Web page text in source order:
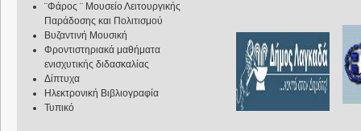
¨Φάρος ¨ Μουσείο Λειτουργικής
Παράδοσης και Πολιτισμού
Βυζαντινή Μουσική
Φροντιστηριακά μαθήματα
ενισχυτικής διδασκαλίας
Δίπτυχα
Ηλεκτρονική Βιβλιογραφία
Τυπικό